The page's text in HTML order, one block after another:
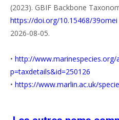
(2023). GBIF Backbone
https://doi.org/10.15468/39omei
2026-08-05.
• http://www.marinespecies.org/
p=taxdetails&id=250126
• https://www.marlin.ac.uk/